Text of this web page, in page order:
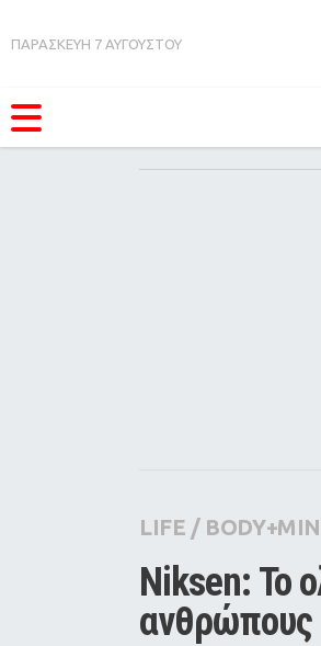
ΠΑΡΑΣΚΕΥΗ 7 ΑΥΓΟΥΣΤΟΥ
Pop Culture
Agenda
LIFE /
Niksen: Το
ανθρώπους